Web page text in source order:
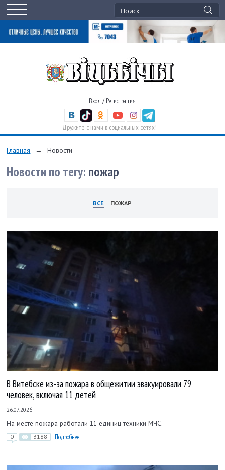
Вход / Регистрация
Дружите с нами в социальных сетях!
Главная → Новости
Новости по тегу: пожар
ВСЕ ПОЖАР
В Витебске из-за пожара в общежитии эвакуировали 79
человек, включая 11 детей
26.07.2026
На месте пожара работали 11 единиц техники МЧС.
0 3188 Подробнее